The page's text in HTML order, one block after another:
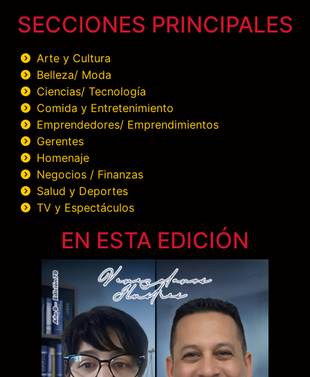
SECCIONES PRINCIPALES
Arte y Cultura
Belleza/ Moda
Ciencias/ Tecnología
Comida y Entretenimiento
Emprendedores/ Emprendimientos
Gerentes
Homenaje
Negocios / Finanzas
Salud y Deportes
TV y Espectáculos
EN ESTA EDICIÓN